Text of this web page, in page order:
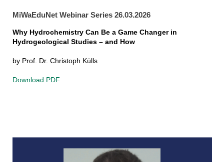
MiWaEduNet Webinar Series 26.03.2026
Why Hydrochemistry Can Be a Game Changer in
Hydrogeological Studies – and How
by Prof. Dr. Christoph Külls
Download PDF